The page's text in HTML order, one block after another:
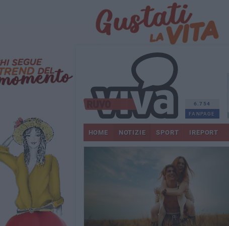
6.754
FANPAGE
HOME NOTIZIE SPORT IREPORT